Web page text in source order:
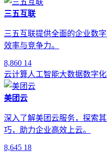
三五互联
三五互联提供全面的企业数
效率与竞争力。
8,860 14
云计算人工智能大数据数字
美团云
深入了解美团云服务，探索
巧，助力企业高效上云。
8,645 18